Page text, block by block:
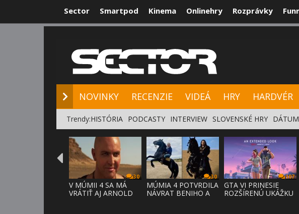
Sector Smartpod Kinema Onlinehry Rozprávky
NOVINKY RECENZIE VIDEÁ HRY HARDVÉR
Trendy:HISTÓRIA PODCASTY INTERVIEW SLOVENSKÉ HRY
30
V MÚMII 4 SA MÁ
VRÁTIŤ AJ ARNOLD
30
MÚMIA 4 POTVRDILA
NÁVRAT BENIHO A
107
GTA VI PRINESIE
ROZŠÍRENÚ UKÁŽKU